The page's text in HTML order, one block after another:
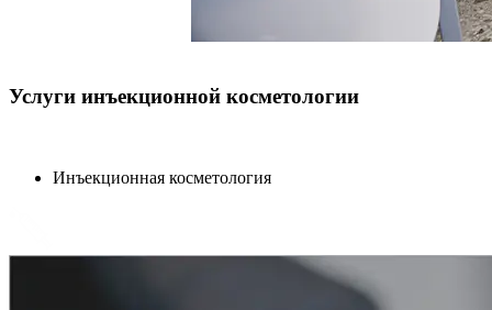
Услуги инъекционной косметологии
Инъекционная косметология